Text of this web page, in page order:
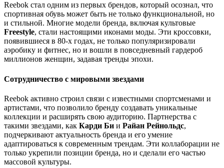
Reebok стал одним из первых брендов, который осознал, что
спортивная обувь может быть не только функциональной, но
и стильной. Многие модели бренда, включая культовые
Freestyle, стали настоящими иконами моды. Эти кроссовки,
появившиеся в 80-х годах, не только популяризировали
аэробику и фитнес, но и вошли в повседневный гардероб
миллионов женщин, задавая тренды эпохи.
Сотрудничество с мировыми звездами
Reebok активно строил связи с известными спортсменами и
артистами, что позволило бренду создавать уникальные
коллекции и расширять свою аудиторию. Партнерства с
такими звездами, как Карди Би и Райан Рейнольдс,
подчеркивают актуальность бренда и его умение
адаптироваться к современным трендам. Эти коллаборации не
только укрепили позиции бренда, но и сделали его частью
массовой культуры.